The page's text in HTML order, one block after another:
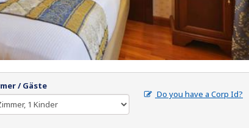
/ Gäste
Do you have a Corp Id?